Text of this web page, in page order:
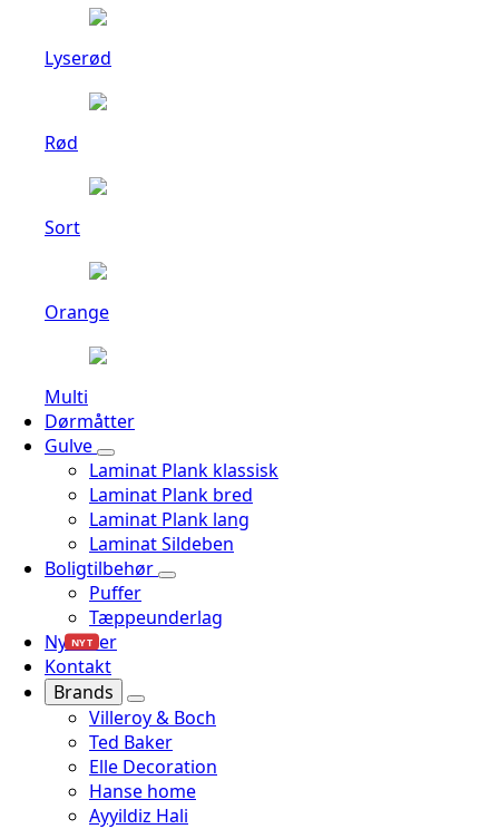
Lyserød
Rød
Sort
Orange
Multi
Dørmåtter
Gulve
Laminat Plank klassisk
Laminat Plank bred
Laminat Plank lang
Laminat Sildeben
Boligtilbehør
Puffer
Tæppeunderlag
Nyheder
NYT
Kontakt
Brands
Villeroy & Boch
Ted Baker
Elle Decoration
Hanse home
Ayyildiz Hali